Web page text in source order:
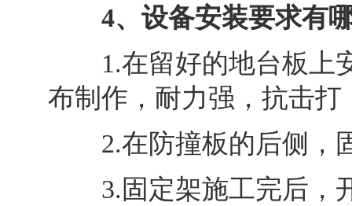
4、设备安装要求有
1.在留好的地台板上
布制作，耐力强，抗击打
2.在防撞板的后侧，
3.固定架施工完后，